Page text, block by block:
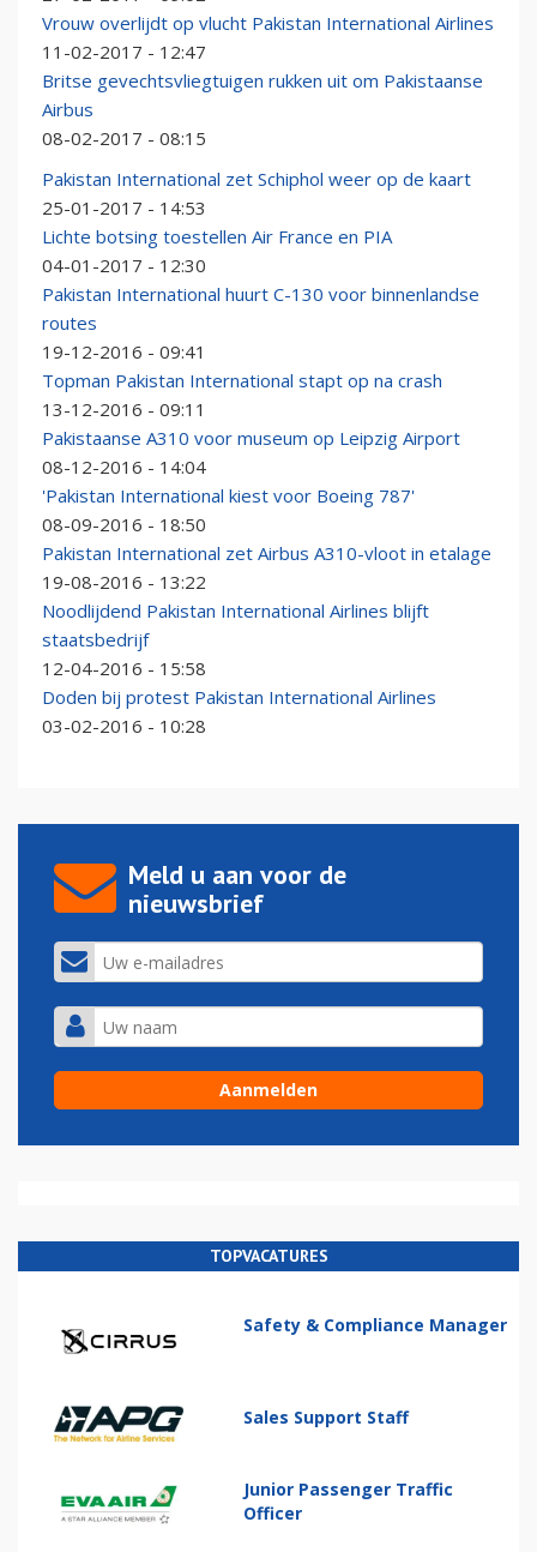
Vrouw overlijdt op vlucht Pakistan International Airlines
11-02-2017 - 12:47
Britse gevechtsvliegtuigen rukken uit om Pakistaanse
Airbus
08-02-2017 - 08:15
Pakistan International zet Schiphol weer op de kaart
25-01-2017 - 14:53
Lichte botsing toestellen Air France en PIA
04-01-2017 - 12:30
Pakistan International huurt C-130 voor binnenlandse
routes
19-12-2016 - 09:41
Topman Pakistan International stapt op na crash
13-12-2016 - 09:11
Pakistaanse A310 voor museum op Leipzig Airport
08-12-2016 - 14:04
'Pakistan International kiest voor Boeing 787'
08-09-2016 - 18:50
Pakistan International zet Airbus A310-vloot in etalage
19-08-2016 - 13:22
Noodlijdend Pakistan International Airlines blijft
staatsbedrijf
12-04-2016 - 15:58
Doden bij protest Pakistan International Airlines
03-02-2016 - 10:28
Meld u aan voor de
nieuwsbrief
TOPVACATURES
Safety & Compliance Manager
Sales Support Staff
Junior Passenger Traffic
Officer